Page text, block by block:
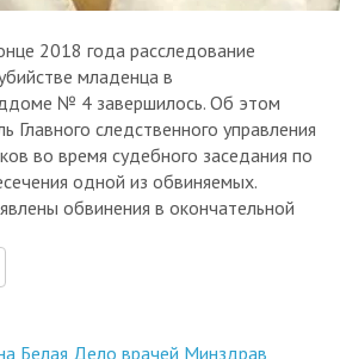
2018 года расследование
младенца в
№ 4 завершилось. Об этом
Главного следственного управления
во время судебного заседания по
одной из обвиняемых.
обвинения в окончательной
Белая Дело врачей Минздрав